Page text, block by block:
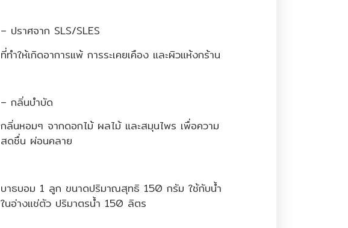
– ปราศจาก SLS/SLES
ที่ทำให้เกิดอาการแพ้ การระเคยเคือง และผิวแห้งกร้าน
– กลิ่นบำบัด
กลิ่นหอมๆ จากดอกไม้ ผลไม้ และสมุนไพร เพื่อความ
สดชื่น ผ่อนคลาย
บาธบอม 1 ลูก ขนาดปริมาณสุทธิ 150 กรัม ใช้กับน้ำ
ในอ่างแช่ตัว ปริมาตรน้ำ 150 ลิตร